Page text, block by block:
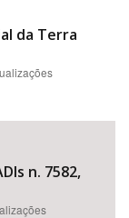
da Terra
n. 7582,